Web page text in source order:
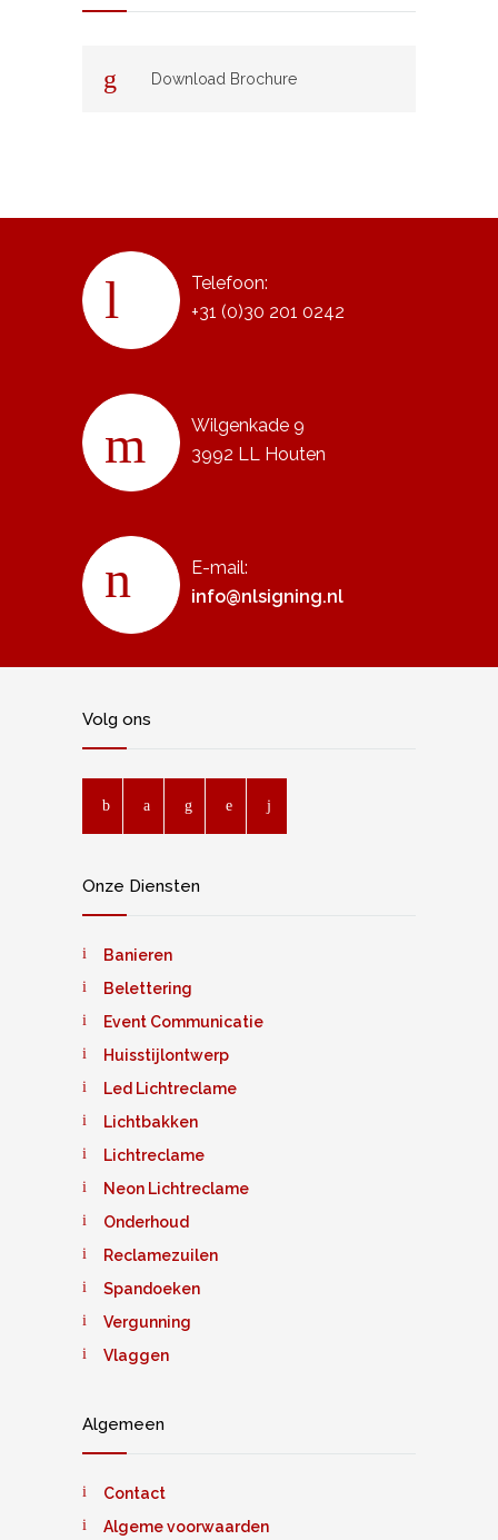
Download Brochure
Telefoon:
+31 (0)30 201 0242
Wilgenkade 9
3992 LL Houten
E-mail:
info@nlsigning.nl
Volg ons
Onze Diensten
Banieren
Belettering
Event Communicatie
Huisstijlontwerp
Led Lichtreclame
Lichtbakken
Lichtreclame
Neon Lichtreclame
Onderhoud
Reclamezuilen
Spandoeken
Vergunning
Vlaggen
Algemeen
Contact
Algeme voorwaarden